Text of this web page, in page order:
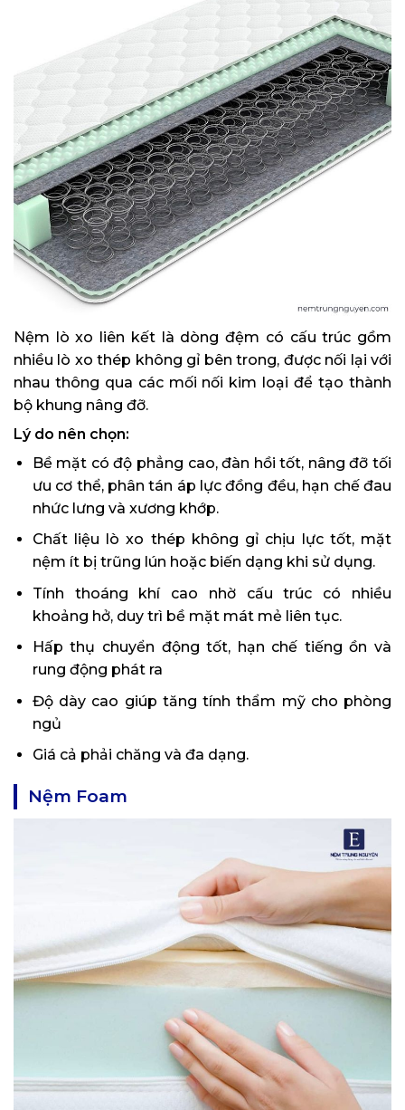
Nệm lò xo liên kết là dòng đệm có cấu trúc gồm
nhiều lò xo thép không gỉ bên trong, được nối lại với
nhau thông qua các mối nối kim loại để tạo thành
bộ khung nâng đỡ.
Lý do nên chọn:
Bề mặt có độ phẳng cao, đàn hồi tốt, nâng đỡ tối
ưu cơ thể, phân tán áp lực đồng đều, hạn chế đau
nhức lưng và xương khớp.
Chất liệu lò xo thép không gỉ chịu lực tốt, mặt
nệm ít bị trũng lún hoặc biến dạng khi sử dụng.
Tính thoáng khí cao nhờ cấu trúc có nhiều
khoảng hở, duy trì bề mặt mát mẻ liên tục.
Hấp thụ chuyển động tốt, hạn chế tiếng ồn và
rung động phát ra
Độ dày cao giúp tăng tính thẩm mỹ cho phòng
ngủ
Giá cả phải chăng và đa dạng.
Nệm Foam